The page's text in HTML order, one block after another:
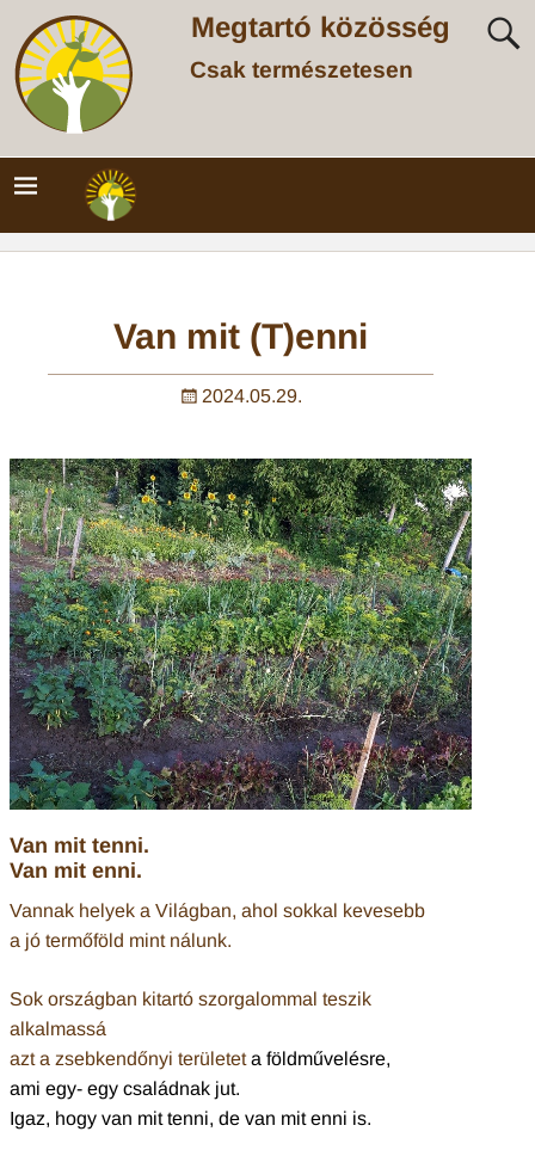
Megtartó közösség
Csak természetesen
Van mit (T)enni
2024.05.29.
Van mit tenni.
Van mit enni.
Vannak helyek a Világban, ahol sokkal kevesebb
a jó termőföld mint nálunk.
Sok országban kitartó szorgalommal teszik
alkalmassá
azt a zsebkendőnyi területeta földművelésre,
ami egy- egy családnak jut.
Igaz, hogy van mit tenni, de van mit enni is.